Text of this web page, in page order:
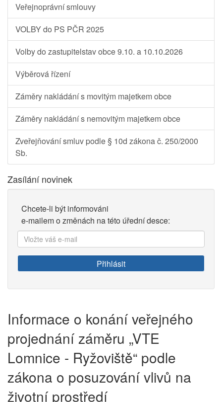
Veřejnoprávní smlouvy
VOLBY do PS PČR 2025
Volby do zastupitelstav obce 9.10. a 10.10.2026
Výběrová řízení
Záměry nakládání s movitým majetkem obce
Záměry nakládání s nemovitým majetkem obce
Zveřejňování smluv podle § 10d zákona č. 250/2000
Sb.
Zasílání novinek
Chcete-li být informováni
e-mailem o změnách na této úřední desce:
Vložte
váš
e-
mail:
Přihlásit
Informace o konání veřejného
projednání záměru „VTE
Lomnice - Ryžoviště“ podle
zákona o posuzování vlivů na
životní prostředí